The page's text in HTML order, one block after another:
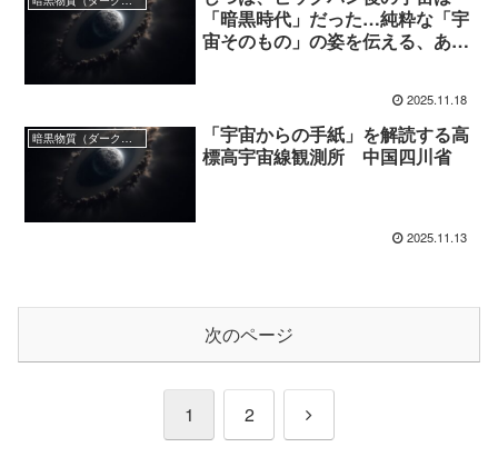
「暗黒時代」だった…純粋な「宇
宙そのもの」の姿を伝える、あま
2025.11.18
暗黒物質（ダークマター）
「宇宙からの手紙」を解読する高
標高宇宙線観測所 中国四川省
2025.11.13
次のページ
1 2
次